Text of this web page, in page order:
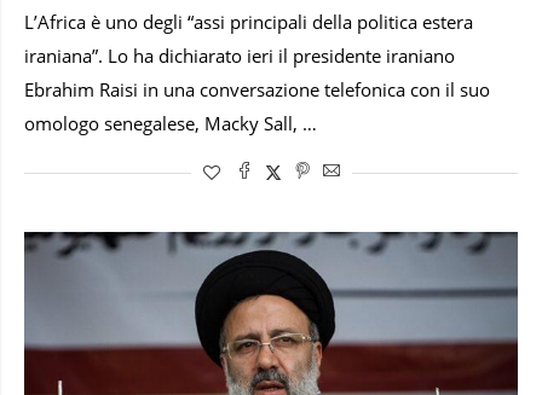
L’Africa è uno degli “assi principali della politica estera
iraniana”. Lo ha dichiarato ieri il presidente iraniano
Ebrahim Raisi in una conversazione telefonica con il suo
omologo senegalese, Macky Sall, …